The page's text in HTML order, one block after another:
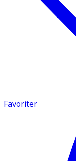
Favoriter